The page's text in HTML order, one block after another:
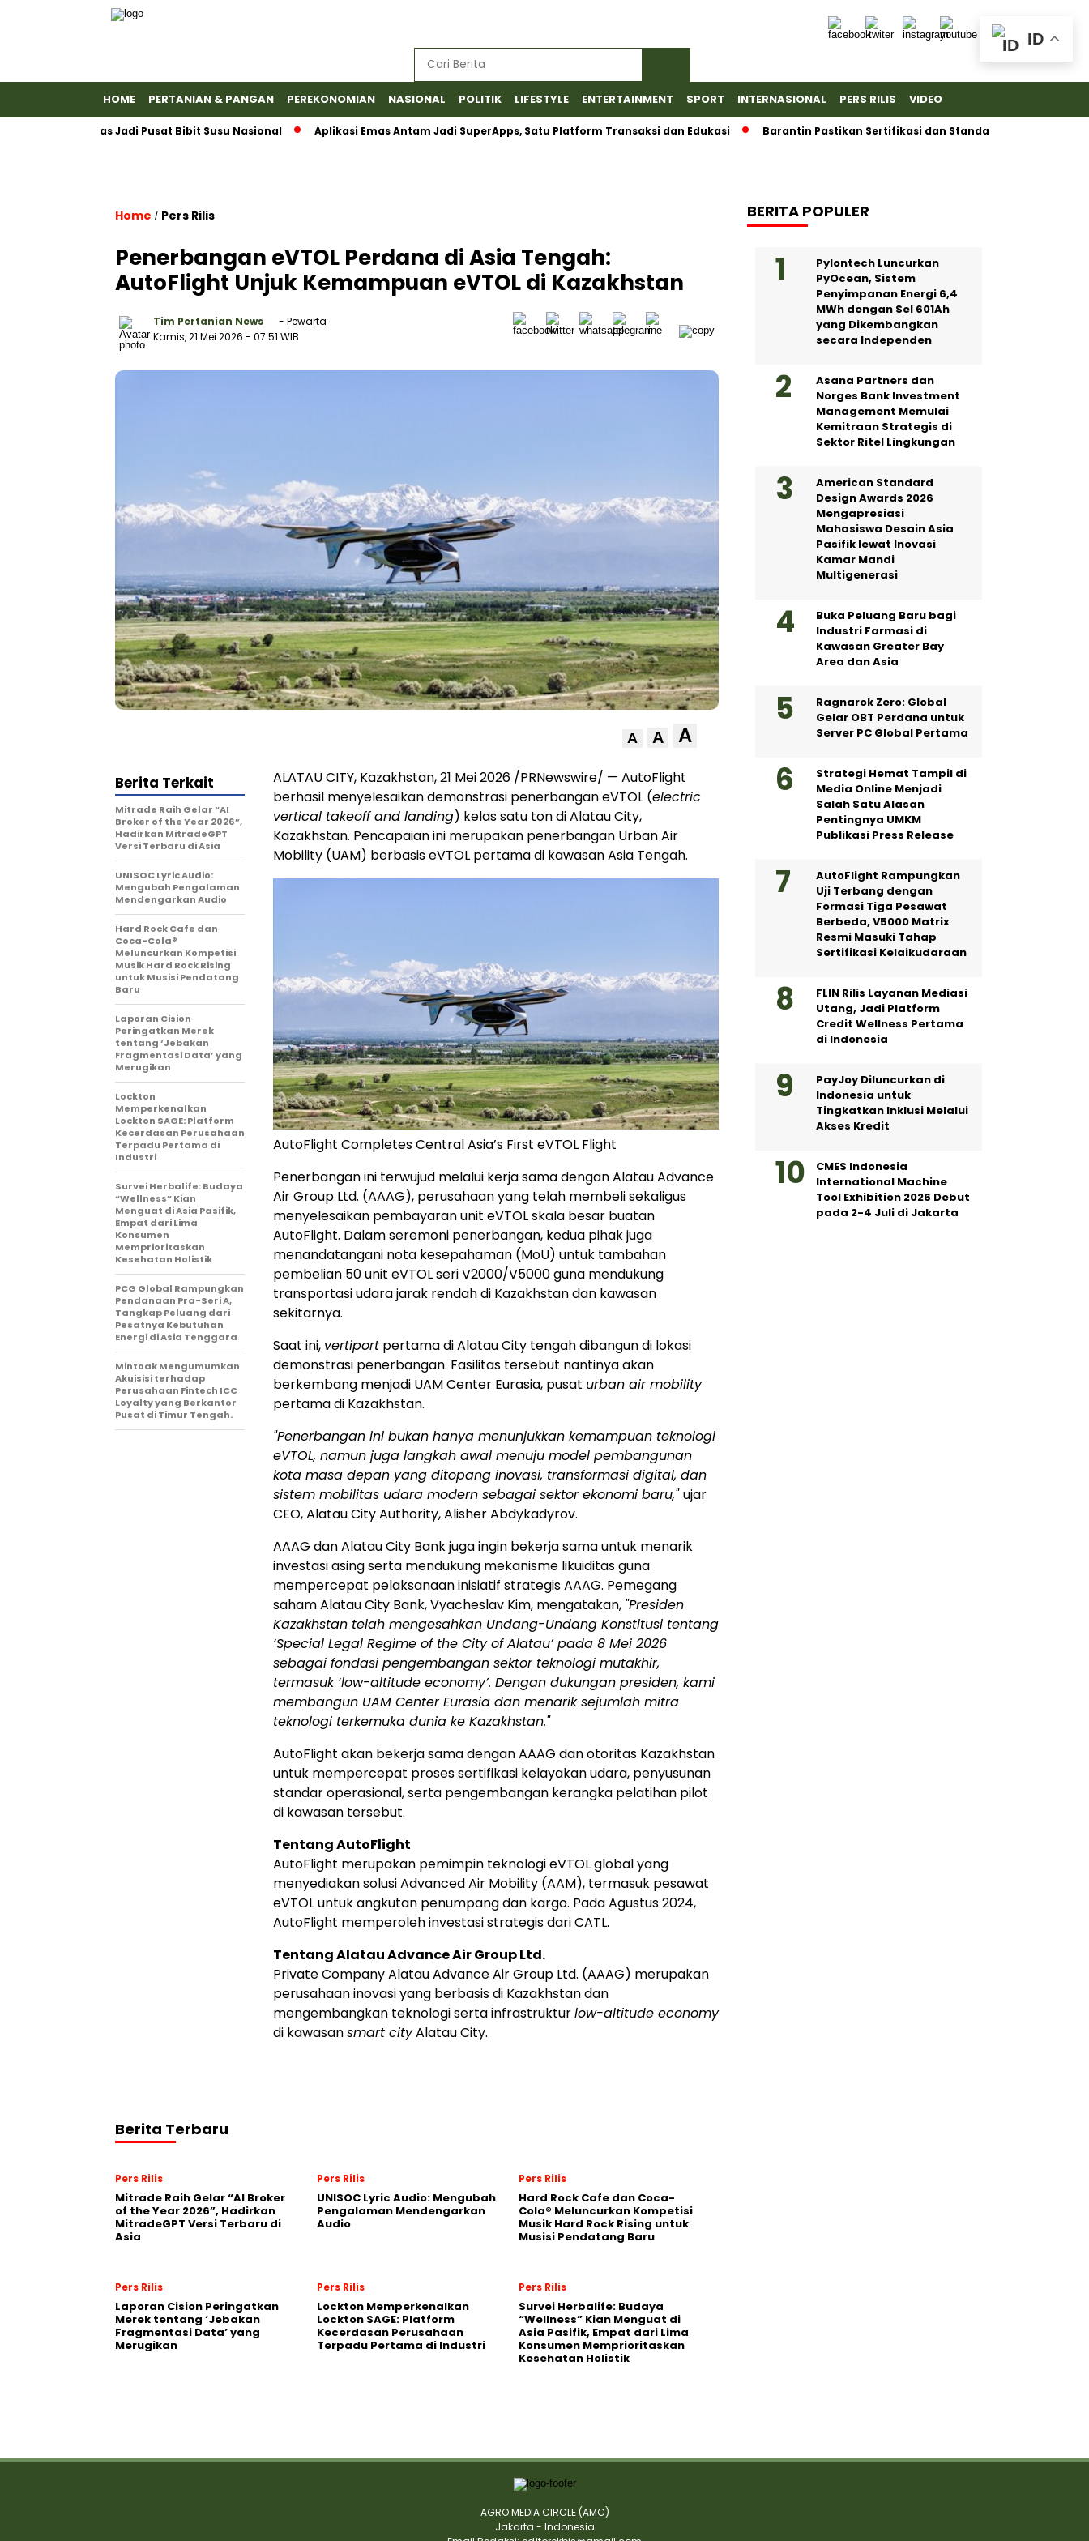
HOME PERTANIAN & PANGAN PEREKONOMIAN NASIONAL POLITIK LIFESTYLE ENTERTAINMENT SPORT INTERNASIONAL PERS RILIS VIDEO
Banyumas Jadi Pusat Bibit Susu Nasional Aplikasi Emas Antam Jadi SuperApps, Satu Platform Transaksi dan Edukasi Barantin Pastikan Sertifikasi dan Standar Ketat untuk Ekspor
Home / Pers Rilis
Penerbangan eVTOL Perdana di Asia Tengah:
AutoFlight Unjuk Kemampuan eVTOL di Kazakhstan
Tim Pertanian News
- Pewarta
Kamis, 21 Mei 2026 - 07:51 WIB
A A A
ALATAU CITY, Kazakhstan, 21 Mei 2026 /PRNewswire/ — AutoFlight
berhasil menyelesaikan demonstrasi penerbangan eVTOL (electric
vertical takeoff and landing) kelas satu ton di Alatau City,
Kazakhstan. Pencapaian ini merupakan penerbangan Urban Air
Mobility (UAM) berbasis eVTOL pertama di kawasan Asia Tengah.
AutoFlight Completes Central Asia’s First eVTOL Flight
Penerbangan ini terwujud melalui kerja sama dengan Alatau Advance
Air Group Ltd. (AAAG), perusahaan yang telah membeli sekaligus
menyelesaikan pembayaran unit eVTOL skala besar buatan
AutoFlight. Dalam seremoni penerbangan, kedua pihak juga
menandatangani nota kesepahaman (MoU) untuk tambahan
pembelian 50 unit eVTOL seri V2000/V5000 guna mendukung
transportasi udara jarak rendah di Kazakhstan dan kawasan
sekitarnya.
Saat ini, vertiport pertama di Alatau City tengah dibangun di lokasi
demonstrasi penerbangan. Fasilitas tersebut nantinya akan
berkembang menjadi UAM Center Eurasia, pusat urban air mobility
pertama di Kazakhstan.
"Penerbangan ini bukan hanya menunjukkan kemampuan teknologi
eVTOL, namun juga langkah awal menuju model pembangunan
kota masa depan yang ditopang inovasi, transformasi digital, dan
sistem mobilitas udara modern sebagai sektor ekonomi baru,"ujar
CEO, Alatau City Authority, Alisher Abdykadyrov.
AAAG dan Alatau City Bank juga ingin bekerja sama untuk menarik
investasi asing serta mendukung mekanisme likuiditas guna
mempercepat pelaksanaan inisiatif strategis AAAG. Pemegang
saham Alatau City Bank, Vyacheslav Kim, mengatakan, "Presiden
Kazakhstan telah mengesahkan Undang-Undang Konstitusi tentang
‘Special Legal Regime of the City of Alatau’ pada 8 Mei 2026
sebagai fondasi pengembangan sektor teknologi mutakhir,
termasuk ‘low-altitude economy’. Dengan dukungan presiden, kami
membangun UAM Center Eurasia dan menarik sejumlah mitra
teknologi terkemuka dunia ke Kazakhstan."
AutoFlight akan bekerja sama dengan AAAG dan otoritas Kazakhstan
untuk mempercepat proses sertifikasi kelayakan udara, penyusunan
standar operasional, serta pengembangan kerangka pelatihan pilot
di kawasan tersebut.
Tentang AutoFlight
AutoFlight merupakan pemimpin teknologi eVTOL global yang
menyediakan solusi Advanced Air Mobility (AAM), termasuk pesawat
eVTOL untuk angkutan penumpang dan kargo. Pada Agustus 2024,
AutoFlight memperoleh investasi strategis dari CATL.
Tentang Alatau Advance Air Group Ltd.
Private Company Alatau Advance Air Group Ltd. (AAAG) merupakan
perusahaan inovasi yang berbasis di Kazakhstan dan
mengembangkan teknologi serta infrastrukturlow-altitude economy
di kawasansmart cityAlatau City.
Berita Terkait
Mitrade Raih Gelar “AI
Broker of the Year 2026”,
Hadirkan MitradeGPT
Versi Terbaru di Asia
UNISOC Lyric Audio:
Mengubah Pengalaman
Mendengarkan Audio
Hard Rock Cafe dan
Coca-Cola®
Meluncurkan Kompetisi
Musik Hard Rock Rising
untuk Musisi Pendatang
Baru
Laporan Cision
Peringatkan Merek
tentang ‘Jebakan
Fragmentasi Data’ yang
Merugikan
Lockton
Memperkenalkan
Lockton SAGE: Platform
Kecerdasan Perusahaan
Terpadu Pertama di
Industri
Survei Herbalife: Budaya
“Wellness” Kian
Menguat di Asia Pasifik,
Empat dari Lima
Konsumen
Memprioritaskan
Kesehatan Holistik
PCG Global Rampungkan
Pendanaan Pra-Seri A,
Tangkap Peluang dari
Pesatnya Kebutuhan
Energi di Asia Tenggara
Mintoak Mengumumkan
Akuisisi terhadap
Perusahaan Fintech ICC
Loyalty yang Berkantor
Pusat di Timur Tengah.
Berita Terbaru
Pers Rilis
Mitrade Raih Gelar “AI Broker
of the Year 2026”, Hadirkan
MitradeGPT Versi Terbaru di
Asia
Pers Rilis
UNISOC Lyric Audio: Mengubah
Pengalaman Mendengarkan
Audio
Pers Rilis
Hard Rock Cafe dan Coca-
Cola® Meluncurkan Kompetisi
Musik Hard Rock Rising untuk
Musisi Pendatang Baru
Pers Rilis
Laporan Cision Peringatkan
Merek tentang ‘Jebakan
Fragmentasi Data’ yang
Merugikan
Pers Rilis
Lockton Memperkenalkan
Lockton SAGE: Platform
Kecerdasan Perusahaan
Terpadu Pertama di Industri
Pers Rilis
Survei Herbalife: Budaya
“Wellness” Kian Menguat di
Asia Pasifik, Empat dari Lima
Konsumen Memprioritaskan
Kesehatan Holistik
BERITA POPULER
Pylontech Luncurkan
PyOcean, Sistem
Penyimpanan Energi 6,4
MWh dengan Sel 601Ah
yang Dikembangkan
secara Independen
Asana Partners dan
Norges Bank Investment
Management Memulai
Kemitraan Strategis di
Sektor Ritel Lingkungan
American Standard
Design Awards 2026
Mengapresiasi
Mahasiswa Desain Asia
Pasifik lewat Inovasi
Kamar Mandi
Multigenerasi
Buka Peluang Baru bagi
Industri Farmasi di
Kawasan Greater Bay
Area dan Asia
Ragnarok Zero: Global
Gelar OBT Perdana untuk
Server PC Global Pertama
Strategi Hemat Tampil di
Media Online Menjadi
Salah Satu Alasan
Pentingnya UMKM
Publikasi Press Release
AutoFlight Rampungkan
Uji Terbang dengan
Formasi Tiga Pesawat
Berbeda, V5000 Matrix
Resmi Masuki Tahap
Sertifikasi Kelaikudaraan
FLIN Rilis Layanan Mediasi
Utang, Jadi Platform
Credit Wellness Pertama
di Indonesia
PayJoy Diluncurkan di
Indonesia untuk
Tingkatkan Inklusi Melalui
Akses Kredit
CMES Indonesia
International Machine
Tool Exhibition 2026 Debut
pada 2-4 Juli di Jakarta
ID
AGRO MEDIA CIRCLE (AMC)
Jakarta - Indonesia